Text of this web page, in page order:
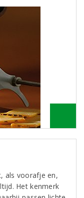
als voorafje en,
Het kenmerk